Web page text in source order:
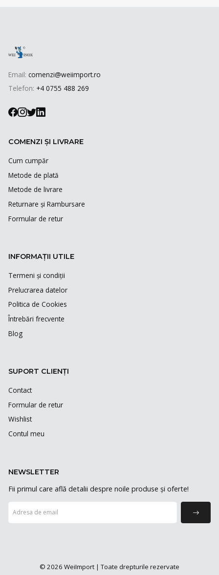
Email: comenzi@weiimport.ro
Telefon: +4 0755 488 269
COMENZI ȘI LIVRARE
Cum cumpăr
Metode de plată
Metode de livrare
Returnare și Rambursare
Formular de retur
INFORMAȚII UTILE
Termeni și condiții
Prelucrarea datelor
Politica de Cookies
Întrebări frecvente
Blog
SUPORT CLIENȚI
Contact
Formular de retur
Wishlist
Contul meu
NEWSLETTER
Fii primul care află detalii despre noile produse și oferte!
© 2026 WeiImport | Toate drepturile rezervate